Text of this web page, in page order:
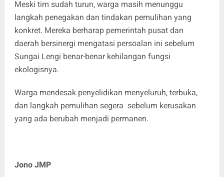
Meski tim sudah turun, warga masih menunggu
langkah penegakan dan tindakan pemulihan yang
konkret. Mereka berharap pemerintah pusat dan
daerah bersinergi mengatasi persoalan ini sebelum
Sungai Lengi benar-benar kehilangan fungsi
ekologisnya.
Warga mendesak penyelidikan menyeluruh, terbuka,
dan langkah pemulihan segera sebelum kerusakan
yang ada berubah menjadi permanen.
Jono JMP